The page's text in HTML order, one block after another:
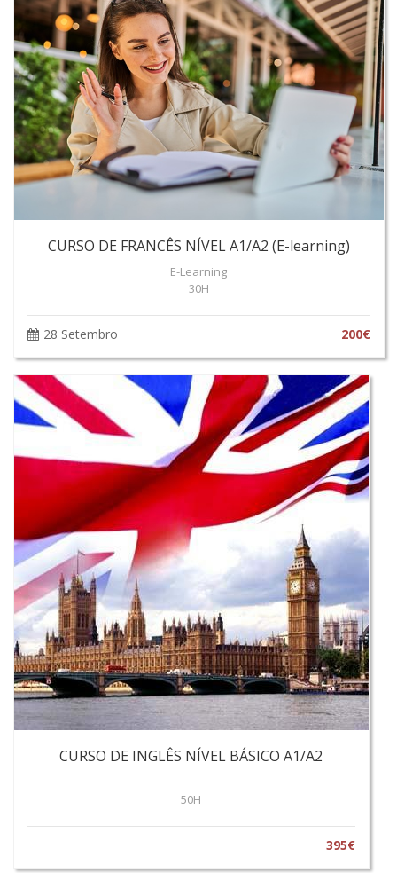
CURSO DE FRANCÊS NÍVEL A1/A2 (E-learning)
E-Learning
30H
28 Setembro 200€
CURSO DE INGLÊS NÍVEL BÁSICO A1/A2
50H
395€